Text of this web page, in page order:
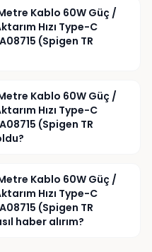
Kablo 60W Güç /
Hızı Type-C
(Spigen TR
Kablo 60W Güç /
Hızı Type-C
(Spigen TR
Kablo 60W Güç /
Hızı Type-C
(Spigen TR
haber alırım?